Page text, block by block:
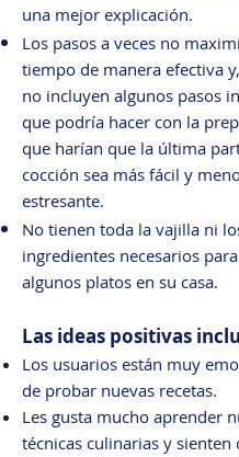
una mejor explicación.
Los pasos a veces no
tiempo de manera efectiva
no incluyen algunos pasos
que podría hacer con la
que harían que la última
cocción sea más fácil y
estresante.
No tienen toda la vajilla ni
ingredientes necesarios
algunos platos en su casa.
Las ideas positivas
Los usuarios están muy
de probar nuevas recetas.
Les gusta mucho aprender
técnicas culinarias y sienten